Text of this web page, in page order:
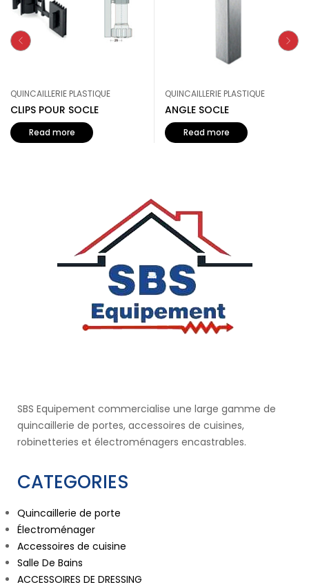
QUINCAILLERIE PLASTIQUE
CLIPS POUR SOCLE
Read more
QUINCAILLERIE PLASTIQUE
ANGLE SOCLE
Read more
SBS Equipement commercialise une large gamme de
quincaillerie de portes, accessoires de cuisines,
robinetteries et électroménagers encastrables.
CATEGORIES
Quincaillerie de porte
Électroménager
Accessoires de cuisine
Salle De Bains
ACCESSOIRES DE DRESSING